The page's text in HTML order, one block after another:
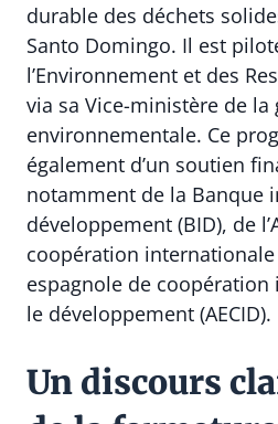
durable des déchets
Santo Domingo. Il est
l’Environnement et des
via sa Vice-ministère de la
environnementale. Ce
également d’un soutien
notamment de la Banque
développement (BID), de
coopération internationale
espagnole de
le développement (AECID).
Un discours